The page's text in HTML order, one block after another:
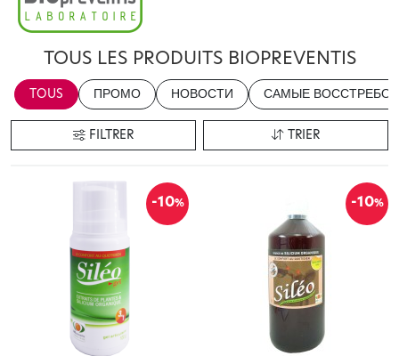
TOUS LES PRODUITS BIOPREVENTIS
TOUS ПРОМО НОВОСТИ САМЫЕ
FILTRER TRIER
-10% -10%